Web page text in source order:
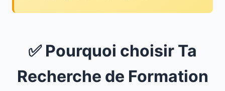
✅ Pourquoi choisir Ta
Recherche de Formation